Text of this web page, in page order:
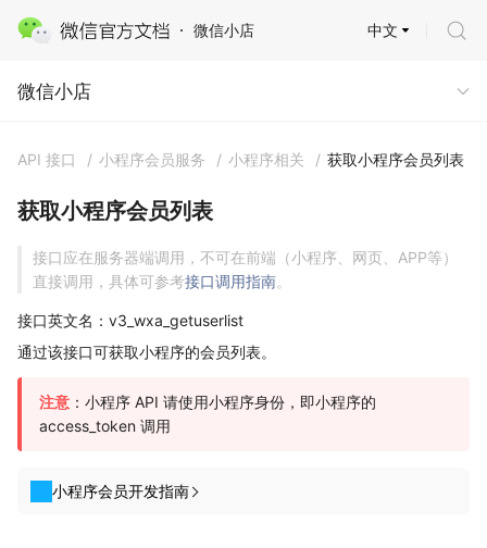
微信小店
微信小店
中文
微信小店
API 接口 / 小程序会员服务 / 小程序相关 / 获取小程序会员列表
获取小程序会员列表
接口应在服务器端调用，不可在前端（小程序、网页、APP等）
直接调用，具体可参考接口调用指南。
接口英文名：v3_wxa_getuserlist
通过该接口可获取小程序的会员列表。
注意 ：小程序 API 请使用小程序身份，即小程序的
access_token 调用
小程序会员开发指南